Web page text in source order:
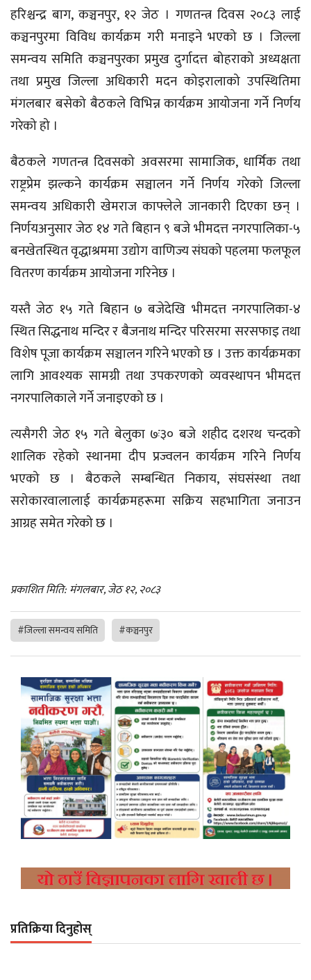
हरिश्चन्द्र बाग, कञ्चनपुर, १२ जेठ । गणतन्त्र दिवस २०८३ लाई
कञ्चनपुरमा विविध कार्यक्रम गरी मनाइने भएको छ । जिल्ला
समन्वय समिति कञ्चनपुरका प्रमुख दुर्गादत्त बोहराको अध्यक्षता
तथा प्रमुख जिल्ला अधिकारी मदन कोइरालाको उपस्थितिमा
मंगलबार बसेको बैठकले विभिन्न कार्यक्रम आयोजना गर्ने निर्णय
गरेको हो ।
बैठकले गणतन्त्र दिवसको अवसरमा सामाजिक, धार्मिक तथा
राष्ट्रप्रेम झल्कने कार्यक्रम सञ्चालन गर्ने निर्णय गरेको जिल्ला
समन्वय अधिकारी खेमराज काफ्लेले जानकारी दिएका छन् ।
निर्णयअनुसार जेठ १४ गते बिहान ९ बजे भीमदत्त नगरपालिका-५
बनखेतस्थित वृद्धाश्रममा उद्योग वाणिज्य संघको पहलमा फलफूल
वितरण कार्यक्रम आयोजना गरिनेछ ।
यस्तै जेठ १५ गते बिहान ७ बजेदेखि भीमदत्त नगरपालिका-४
स्थित सिद्धनाथ मन्दिर र बैजनाथ मन्दिर परिसरमा सरसफाइ तथा
विशेष पूजा कार्यक्रम सञ्चालन गरिने भएको छ । उक्त कार्यक्रमका
लागि आवश्यक सामग्री तथा उपकरणको व्यवस्थापन भीमदत्त
नगरपालिकाले गर्ने जनाइएको छ ।
त्यसैगरी जेठ १५ गते बेलुका ७ः३० बजे शहीद दशरथ चन्दको
शालिक रहेको स्थानमा दीप प्रज्वलन कार्यक्रम गरिने निर्णय
भएको छ । बैठकले सम्बन्धित निकाय, संघसंस्था तथा
सरोकारवालालाई कार्यक्रमहरूमा सक्रिय सहभागिता जनाउन
आग्रह समेत गरेको छ ।
प्रकाशित मिति: मंगलबार, जेठ १२, २०८३
#जिल्ला समन्वय समिति #कञ्चनपुर
प्रतिक्रिया दिनुहोस्